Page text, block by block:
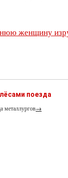
женщину
поезда
металлургов→